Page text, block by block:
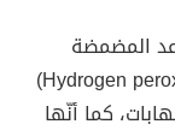
المضمضة
بيروكسيد الهيدروجين (بالإنجليزية: Hydrogen peroxide)
كما أنّها